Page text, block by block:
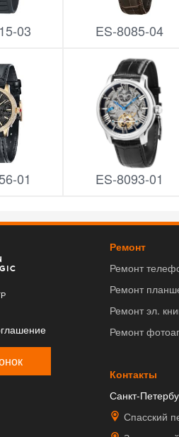
03 ES-8085-04
01 ES-8093-01
Ремонт
Ремонт
Ремонт
Ремонт эл.
Ремонт
Контакты
Санкт-
Спасский